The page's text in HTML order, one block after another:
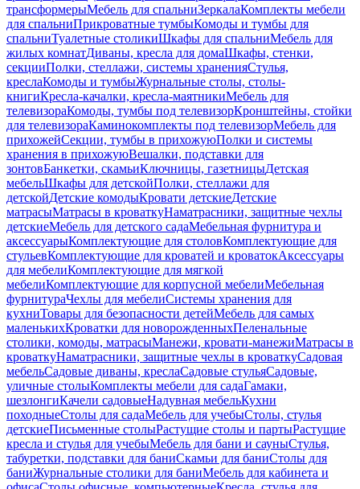
трансформерыМебель для спальниЗеркалаКомплекты мебели
для спальниПрикроватные тумбыКомоды и тумбы для
спальниТуалетные столикиШкафы для спальниМебель для
жилых комнатДиваны, кресла для домаШкафы, стенки,
секцииПолки, стеллажи, системы храненияСтулья,
креслаКомоды и тумбыЖурнальные столы, столы-
книгиКресла-качалки, кресла-маятникиМебель для
телевизораКомоды, тумбы под телевизорКронштейны, стойки
для телевизораКаминокомплекты под телевизорМебель для
прихожейСекции, тумбы в прихожуюПолки и системы
хранения в прихожуюВешалки, подставки для
зонтовБанкетки, скамьиКлючницы, газетницыДетская
мебельШкафы для детскойПолки, стеллажи для
детскойДетские комодыКровати детскиеДетские
матрасыМатрасы в кроваткуНаматрасники, защитные чехлы
детскиеМебель для детского садаМебельная фурнитура и
аксессуарыКомплектующие для столовКомплектующие для
стульевКомплектующие для кроватей и кроватокАксессуары
для мебелиКомплектующие для мягкой
мебелиКомплектующие для корпусной мебелиМебельная
фурнитураЧехлы для мебелиСистемы хранения для
кухниТовары для безопасности детейМебель для самых
маленькихКроватки для новорожденныхПеленальные
столики, комоды, матрасыМанежи, кровати-манежиМатрасы в
кроваткуНаматрасники, защитные чехлы в кроваткуСадовая
мебельСадовые диваны, креслаСадовые стульяСадовые,
уличные столыКомплекты мебели для садаГамаки,
шезлонгиКачели садовыеНадувная мебельКухни
походныеСтолы для садаМебель для учебыСтолы, стулья
детскиеПисьменные столыРастущие столы и партыРастущие
кресла и стулья для учебыМебель для бани и сауныСтулья,
табуретки, подставки для баниСкамьи для баниСтолы для
баниЖурнальные столики для баниМебель для кабинета и